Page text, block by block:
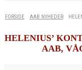
FORSIDE AAB NYHEDER
HELENIUS’
AAB,